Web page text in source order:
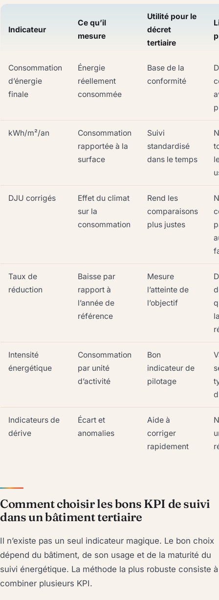
Indicateur
Ce qu’il
mesure
Utilité pour le
décret
tertiaire
Consommation
d’énergie
finale
Énergie
réellement
consommée
Base de la
conformité
kWh/m²/an
Consommation
rapportée à la
surface
Suivi
standardisé
dans le temps
DJU corrigés
Effet du climat
sur la
consommation
Rend les
comparaisons
plus justes
Taux de
réduction
Baisse par
rapport à
l’année de
référence
Mesure
l’atteinte de
l’objectif
Intensité
énergétique
Consommation
par unité
d’activité
Bon
indicateur de
pilotage
Indicateurs de
dérive
Écart et
anomalies
Aide à
corriger
rapidement
Comment choisir les bons KPI de suivi
dans un bâtiment tertiaire
Il n’existe pas un seul indicateur magique. Le bon choix
dépend du bâtiment, de son usage et de la maturité du
suivi énergétique. La méthode la plus robuste consiste à
combiner plusieurs KPI.